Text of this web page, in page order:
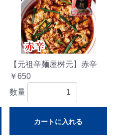
【元祖辛麺屋桝元】赤辛
￥650
数量
カートに入れる